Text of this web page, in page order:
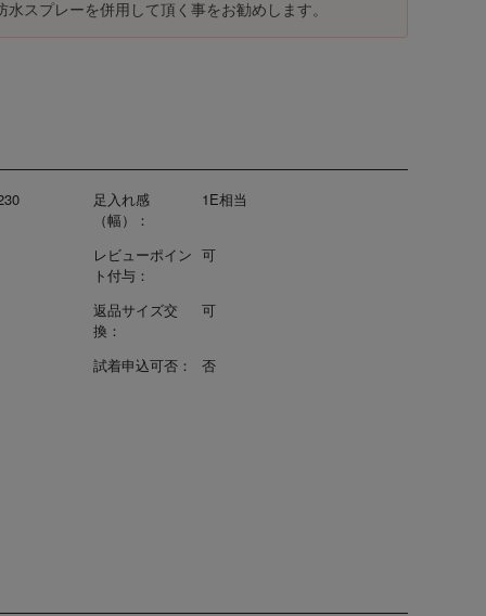
足入れ感
（幅）：
1E相当
レビューポイン
ト付与：
可
返品サイズ交
換：
可
試着申込可否： 否
スプレーを併用して頂く事をお勧めします。